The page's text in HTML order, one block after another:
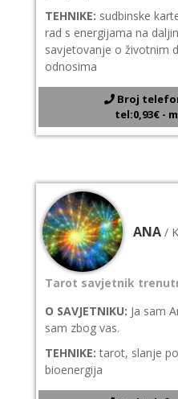
TEHNIKE: sudbinske
rad s energijama na
savjetovanje o životnim
odnosima
Broj
tel:0,93€ -
ANA /
Tarot savjetnik
O SAVJETNIKU: Ja sam
sam zbog vas.
TEHNIKE: tarot, slanje
bioenergija